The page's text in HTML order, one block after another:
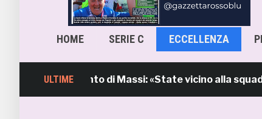
HOME SERIE C ECCELLENZA
ULTIME
l’intervento di Massi: «State vicino alla squadra.